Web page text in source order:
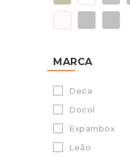
MARCA
Deca
Docol
Expambox
Leão